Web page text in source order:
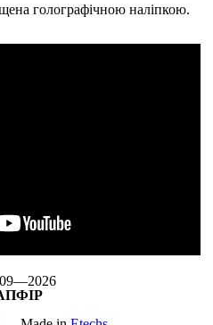
голографічною наліпкою.